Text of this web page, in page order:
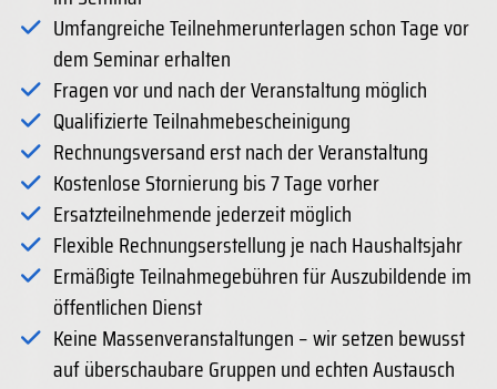
Umfangreiche Teilnehmerunterlagen schon Tage vor
dem Seminar erhalten
Fragen vor und nach der Veranstaltung möglich
Qualifizierte Teilnahmebescheinigung
Rechnungsversand erst nach der Veranstaltung
Kostenlose Stornierung bis 7 Tage vorher
Ersatzteilnehmende jederzeit möglich
Flexible Rechnungserstellung je nach Haushaltsjahr
Ermäßigte Teilnahmegebühren für Auszubildende im
öffentlichen Dienst
Keine Massenveranstaltungen – wir setzen bewusst
auf überschaubare Gruppen und echten Austausch